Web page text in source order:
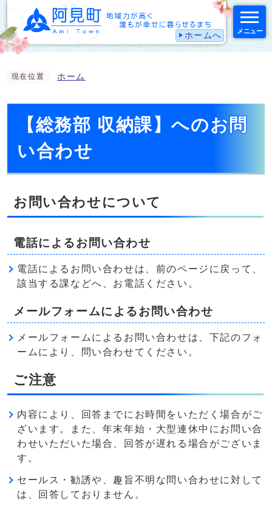
ホームへ メニュー
現在位置 ホーム
【総務部 収納課】へのお問
い合わせ
お問い合わせについて
電話によるお問い合わせ
電話によるお問い合わせは、前のページに戻って、
該当する課などへ、お電話ください。
メールフォームによるお問い合わせ
メールフォームによるお問い合わせは、下記のフォ
ームにより、問い合わせてください。
ご注意
内容により、回答までにお時間をいただく場合がご
ざいます。また、年末年始・大型連休中にお問い合
わせいただいた場合、回答が遅れる場合がございま
す。
セールス・勧誘や、趣旨不明な問い合わせに対して
は、回答しておりません。